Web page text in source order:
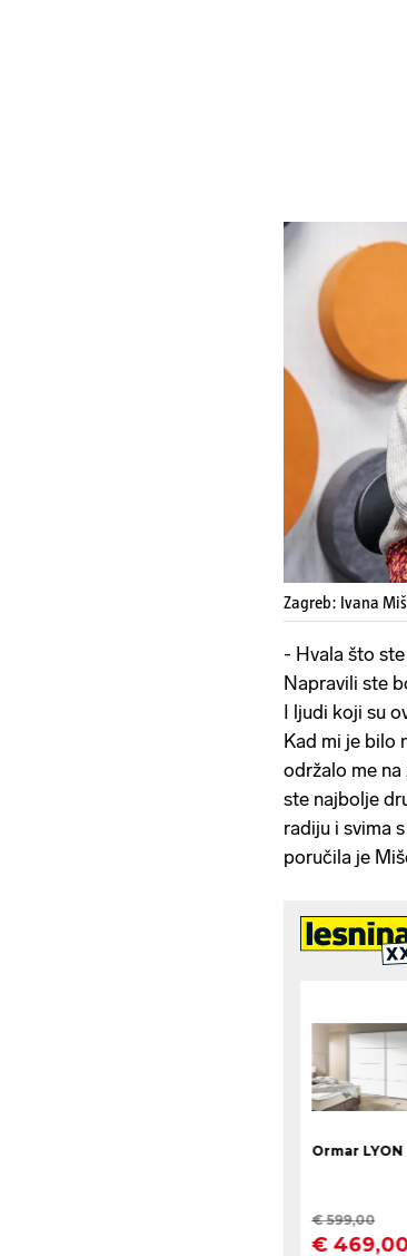
Zagreb: Ivana
- Hvala što
Napravili ste
I ljudi koji su
Kad mi je bilo
održalo me na
ste najbolje
radiju i svima
poručila je